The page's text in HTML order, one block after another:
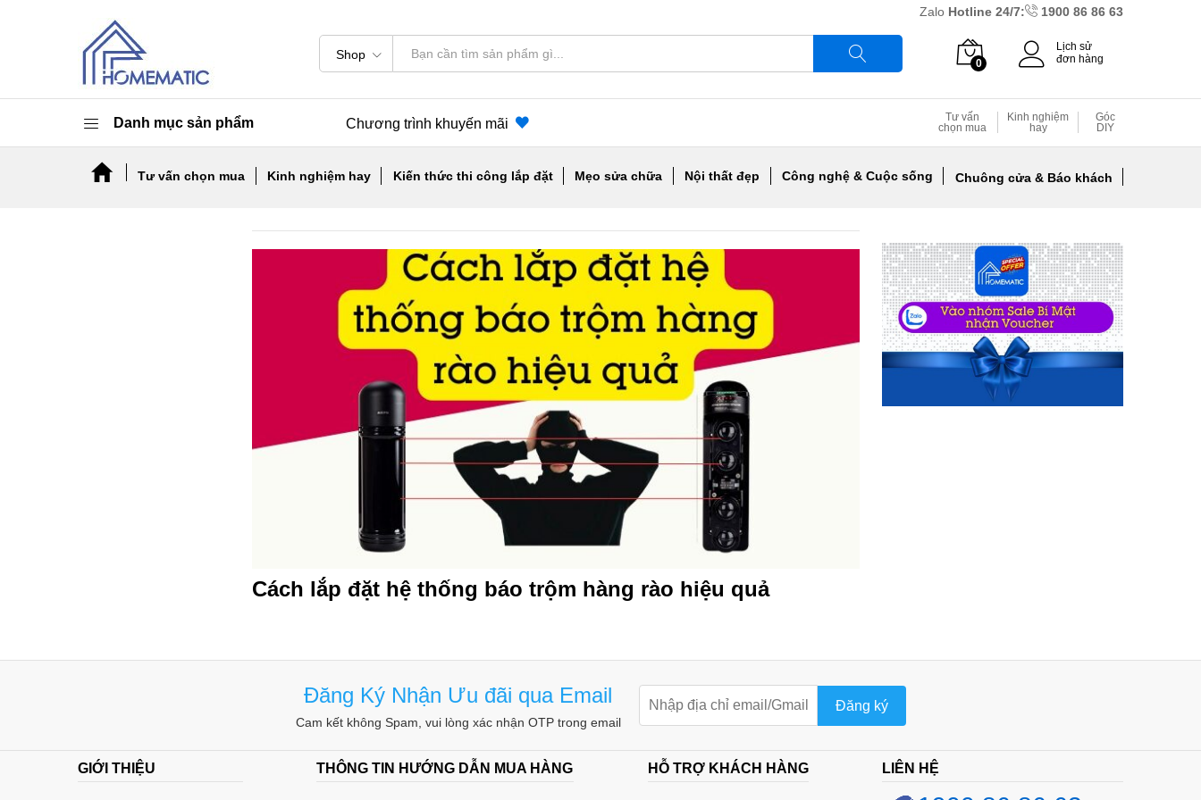
Zalo Hotline 24/7: 1900 86 86 63
Shop
0
Lịch sử
đơn hàng
Danh mục sản phẩm Chương trình khuyến mãi
Tư vấn
chọn mua
Kinh nghiệm
hay
Góc
DIY
Tư vấn chọn mua Kinh nghiệm hay Kiến thức thi công lắp đặt Mẹo sửa chữa Nội thất đẹp Công nghệ & Cuộc sống Chuông cửa & Báo khách
Cách lắp đặt hệ thống báo trộm hàng rào hiệu quả
Đăng Ký Nhận Ưu đãi qua Email
Cam kết không Spam, vui lòng xác nhận OTP trong email
Đăng ký
GIỚI THIỆU THÔNG TIN HƯỚNG DẪN MUA HÀNG HỖ TRỢ KHÁCH HÀNG LIÊN HỆ